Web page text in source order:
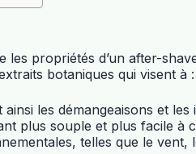
les propriétés d’un after-
botaniques qui visent à :
les démangeaisons et les
plus souple et plus facile à
telles que le vent,